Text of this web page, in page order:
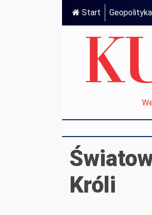
Start Geopolityka
Króli